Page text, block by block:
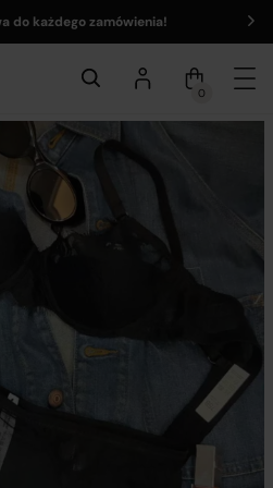
do każdego zamówienia!
0